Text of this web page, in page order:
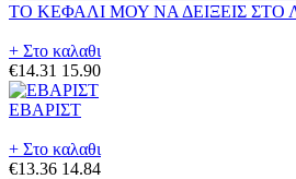
ΤΟ ΚΕΦΑΛΙ ΜΟΥ ΝΑ ΔΕΙΞΕΙΣ ΣΤΟ
+ Στο καλαθι
€14.31 15.90
ΕΒΑΡΙΣΤ
+ Στο καλαθι
€13.36 14.84